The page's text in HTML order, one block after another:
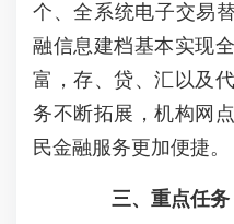
个、全系统电子交易
融信息建档基本实现
富，存、贷、汇以及
务不断拓展，机构网
民金融服务更加便捷。
三、重点任务